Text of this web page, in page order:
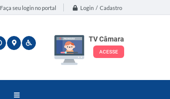
Faça seu login no portal Login / Cadastro
TV Câmara
ACESSE